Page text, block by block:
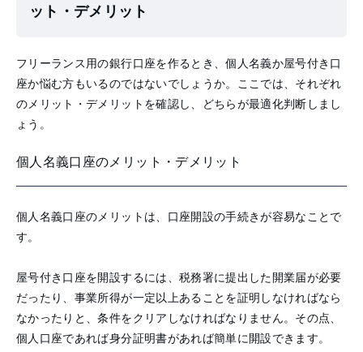
ット・デメリット
フリーランス用の銀行口座を作るとき、個人名義か屋号付き口
座か悩む方もいるのではないでしょうか。ここでは、それぞれ
のメリット・デメリットを確認し、どちらが最適化判断しまし
ょう。
個人名義口座のメリット・デメリット
個人名義口座のメリットは、口座開設の手続きが容易なことで
す。
屋号付き口座を開設するには、税務署に提出した開業届が必要
だったり、事業所得が一定以上あることを証明しなければなら
なかったりと、条件をクリアしなければなりません。その点、
個人口座であれば身分証明書があれば簡単に開設できます。